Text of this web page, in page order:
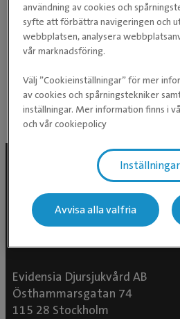
timvikarie. Jenny är utbildad
hästmassör och B-domare i
där hemma.
Evidensia Djursjukvård AB
Östhammarsgatan 74
115 28 Stockholm
användning av cookies och
syfte att förbättra navigeringen och
webbplatsen, analysera
vår marknadsföring.
Välj ”Cookieinställningar” för mer
av cookies och spårningstekniker
inställningar. Mer information finns i
och vår cookiepolicy
Inställningar
Avvisa alla valfria